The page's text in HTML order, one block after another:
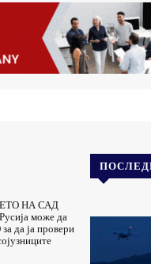
НА САД
може да
да ја провери